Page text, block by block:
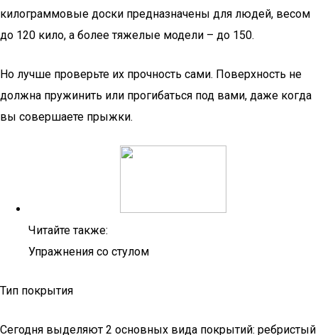
килограммовые доски предназначены для людей, весом
до 120 кило, а более тяжелые модели – до 150.
Но лучше проверьте их прочность сами. Поверхность не
должна пружинить или прогибаться под вами, даже когда
вы совершаете прыжки.
Читайте также:
Упражнения со стулом
Тип покрытия
Сегодня выделяют 2 основных вида покрытий: ребристый